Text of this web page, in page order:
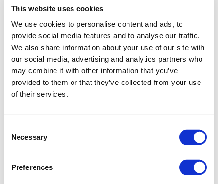
This website uses cookies
We use cookies to personalise content and ads, to
provide social media features and to analyse our traffic.
We also share information about your use of our site with
our social media, advertising and analytics partners who
may combine it with other information that you’ve
provided to them or that they’ve collected from your use
of their services.
Selection
Necessary
Preferences
Allgemein:
bemessenen Verbindungsmodells in einem
Querschnitte für Balken und Stütze sind I-Träger-